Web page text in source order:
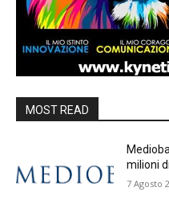
MOST READ
milioni
7 Agosto